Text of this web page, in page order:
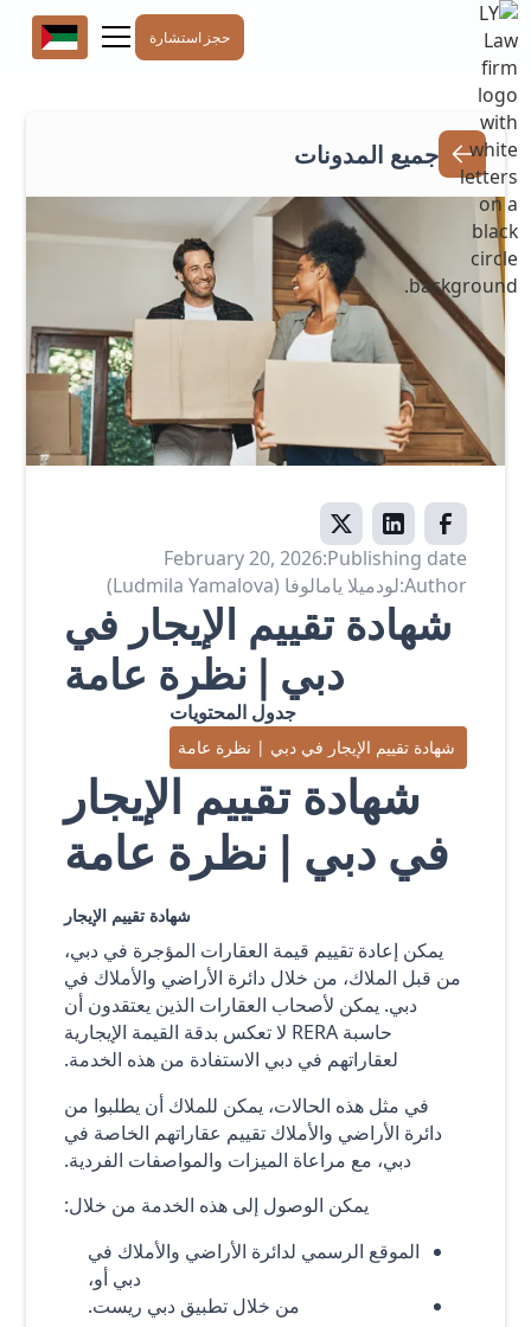
حجز استشارة
جميع المدونات
Publishing date:
February 20, 2026
Author: لودميلا يامالوفا (Ludmila Yamalova)
شهادة تقييم الإيجار في
دبي | نظرة عامة
جدول المحتويات
شهادة تقييم الإيجار في دبي | نظرة عامة
شهادة تقييم الإيجار
في دبي | نظرة عامة
شهادة تقييم الإيجار
يمكن إعادة تقييم قيمة العقارات المؤجرة في دبي،
من قبل الملاك، من خلال دائرة الأراضي والأملاك في
دبي. يمكن لأصحاب العقارات الذين يعتقدون أن
حاسبة RERA لا تعكس بدقة القيمة الإيجارية
لعقاراتهم في دبي الاستفادة من هذه الخدمة.
في مثل هذه الحالات، يمكن للملاك أن يطلبوا من
دائرة الأراضي والأملاك تقييم عقاراتهم الخاصة في
دبي، مع مراعاة الميزات والمواصفات الفردية.
يمكن الوصول إلى هذه الخدمة من خلال:
الموقع الرسمي لدائرة الأراضي والأملاك في
دبي أو،
من خلال تطبيق دبي ريست.